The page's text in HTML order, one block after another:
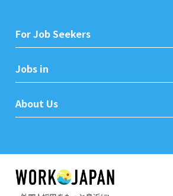
For Job Seekers
Jobs in
About Us